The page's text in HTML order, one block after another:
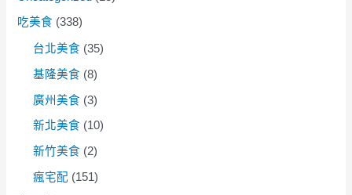
吃美食 (338)
台北美食 (35)
基隆美食 (8)
廣州美食 (3)
新北美食 (10)
新竹美食 (2)
瘋宅配 (151)